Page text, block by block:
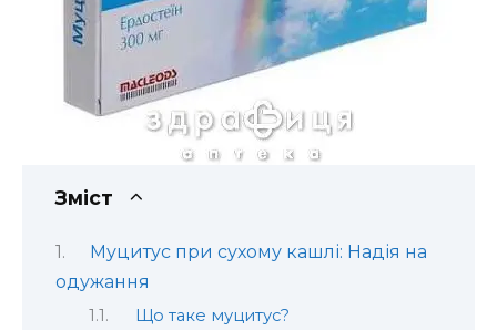
Зміст
Муцитус при сухому кашлі: Надія на
одужання
Що таке муцитус?